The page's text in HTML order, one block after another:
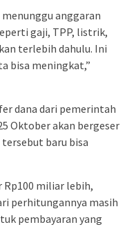
anggaran
gaji, TPP, listrik,
terlebih dahulu. Ini
bisa meningkat,”
dana dari pemerintah
Oktober akan bergeser
baru bisa
Rp100 miliar lebih,
perhitungannya masih
pembayaran yang